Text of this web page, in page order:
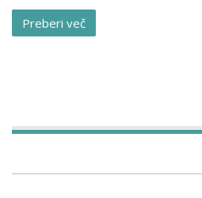
Preberi več